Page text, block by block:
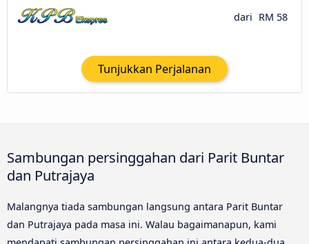
dari RM 58
Tunjukkan Perjalanan
Sambungan persinggahan dari Parit Buntar
dan Putrajaya
Malangnya tiada sambungan langsung antara Parit Buntar
dan Putrajaya pada masa ini. Walau bagaimanapun, kami